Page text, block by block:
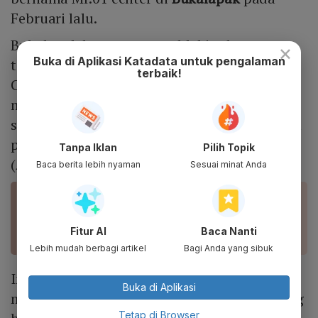
Februari lalu.
Bukalapak langsung memblokir akun
tersebut saat itu. Head of Corporate
Communications Bukalapak Intan Wibisono
mengatakan, kejadian itu merupakan salah
satu bentuk penipuan (
). Akun mitra
penjual tersebut dibajak oleh peretas
(hacker).
BACA JUGA
Konsumen Ditipu Puluhan Juta, Bukalapak Blokir
Akun Penjual Masker
Intan menyarankan, pengguna tidak
memberikan data pribadi dan informasi yang
×
Buka di Aplikasi Katadata untuk pengalaman
terbaik!
Tanpa Iklan
Baca berita lebih nyaman
Pilih Topik
Sesuai minat Anda
Fitur AI
Lebih mudah berbagi artikel
Baca Nanti
Bagi Anda yang sibuk
Buka di Aplikasi
Tetap di Browser